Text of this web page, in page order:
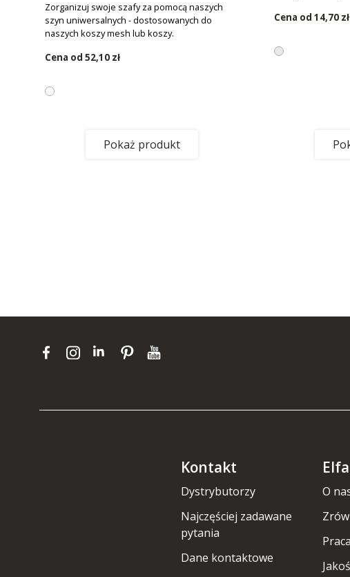
Zorganizuj swoje szafy za pomocą naszych
szyn uniwersalnych - dostosowanych do
naszych koszy mesh lub koszy.
Cena od 52,10 zł
Pokaż produkt
Cena od 14,70 zł
Kontakt
Dystrybutorzy
Najczęściej zadawane
pytania
Dane kontaktowe
O